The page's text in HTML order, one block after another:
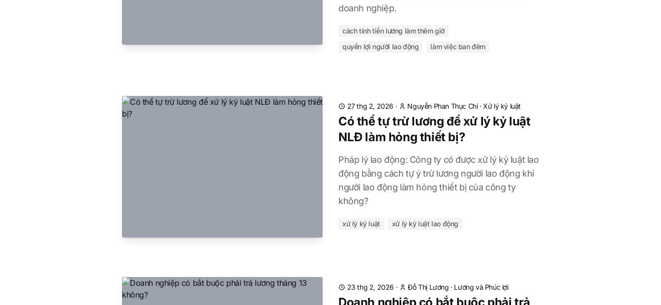
doanh nghiệp.
cách tính tiền lương làm thêm giờ
quyền lợi người lao động
làm việc ban đêm
27 thg 2, 2026 · Nguyễn Phan Thục Chi· Xử lý kỷ luật
Có thể tự trừ lương để xử lý kỷ luật
NLĐ làm hỏng thiết bị?
Pháp lý lao động: Công ty có được xử lý kỷ luật lao
động bằng cách tự ý trừ lương người lao động khi
người lao động làm hỏng thiết bị của công ty
không?
xử lý kỷ luật xử lý kỷ luật lao động
23 thg 2, 2026 · Đỗ Thị Lương · Lương và Phúc lợi